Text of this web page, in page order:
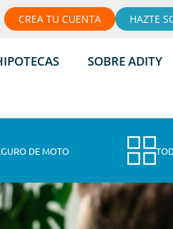
CREA TU CUENTA HAZTE
SOBRE ADITY
DE MOTO